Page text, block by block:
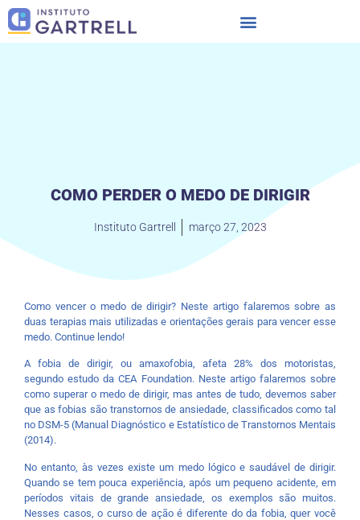
COMO PERDER O MEDO DE DIRIGIR
Instituto Gartrell março 27, 2023
Como vencer o medo de dirigir? Neste artigo falaremos sobre as
duas terapias mais utilizadas e orientações gerais para vencer esse
medo. Continue lendo!
A fobia de dirigir, ou amaxofobia, afeta 28% dos motoristas,
segundo estudo da CEA Foundation. Neste artigo falaremos sobre
como superar o medo de dirigir, mas antes de tudo, devemos saber
que as fobias são transtornos de ansiedade, classificados como tal
no DSM-5 (Manual Diagnóstico e Estatístico de Transtornos Mentais
(2014).
No entanto, às vezes existe um medo lógico e saudável de dirigir.
Quando se tem pouca experiência, após um pequeno acidente, em
períodos vitais de grande ansiedade, os exemplos são muitos.
Nesses casos, o curso de ação é diferente do da fobia, quer você